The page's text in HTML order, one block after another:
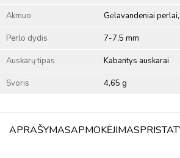
Akmuo Gėlavandeniai
Perlo dydis 7-7,5 mm
Auskarų tipas Kabantys auskarai
Svoris 4,65 g
APRAŠYMASAPMOKĖJIMAS